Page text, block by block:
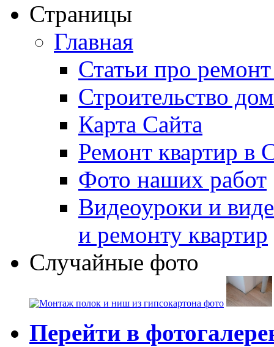
Страницы
Главная
Статьи про
Строительство
Карта Сайта
Ремонт квартир в
Фото наших работ
Видеоуроки и
и ремонту квартир
Случайные фото
Перейти в